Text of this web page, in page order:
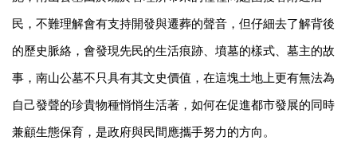
民，不難理解會有支持開發與遷葬的聲音，但仔細去了解背後
的歷史脈絡，會發現先民的生活痕跡、墳墓的樣式、墓主的故
事，南山公墓不只具有其文史價值，在這塊土地上更有無法為
自己發聲的珍貴物種悄悄生活著，如何在促進都市發展的同時
兼顧生態保育，是政府與民間應攜手努力的方向。